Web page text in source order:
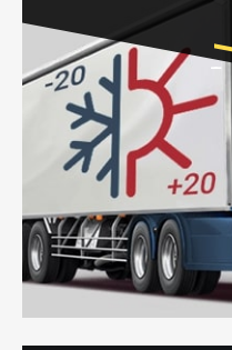
Газель (1,5 и 3
от
- Рефрижераторные
соблюдением
термописцем,
книжкой у водителя.
- Тайгер Логистик
скоропортящиеся